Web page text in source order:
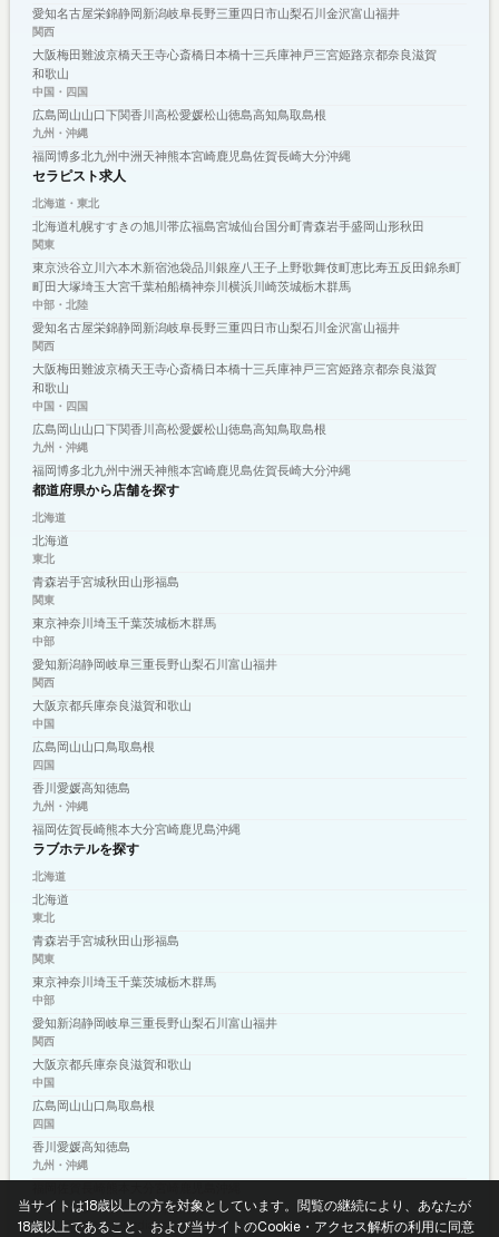
愛知名古屋栄錦静岡新潟岐阜長野三重四日市山梨石川金沢富山福井
関西
大阪梅田難波京橋天王寺心斎橋日本橋十三兵庫神戸三宮姫路京都奈良滋賀
和歌山
中国・四国
広島岡山山口下関香川高松愛媛松山徳島高知鳥取島根
九州・沖縄
福岡博多北九州中洲天神熊本宮崎鹿児島佐賀長崎大分沖縄
セラピスト求人
北海道・東北
北海道札幌すすきの旭川帯広福島宮城仙台国分町青森岩手盛岡山形秋田
関東
東京渋谷立川六本木新宿池袋品川銀座 八王子 上野歌舞伎町恵比寿五反田錦糸町
町田大塚埼玉大宮千葉柏船橋神奈川横浜川崎茨城栃木群馬
中部・北陸
愛知名古屋栄錦静岡新潟岐阜長野三重四日市山梨石川金沢富山福井
関西
大阪梅田難波京橋天王寺心斎橋日本橋十三兵庫神戸三宮姫路京都奈良滋賀
和歌山
中国・四国
広島岡山山口下関香川高松愛媛松山徳島高知鳥取島根
九州・沖縄
福岡博多北九州中洲天神熊本宮崎鹿児島佐賀長崎大分沖縄
都道府県から店舗を探す
北海道
北海道
東北
青森岩手宮城秋田山形福島
関東
東京神奈川埼玉千葉茨城栃木群馬
中部
愛知新潟静岡岐阜三重長野山梨石川富山福井
関西
大阪京都兵庫奈良滋賀和歌山
中国
広島岡山山口 鳥取島根
四国
香川愛媛高知徳島
九州・沖縄
福岡佐賀長崎熊本大分宮崎鹿児島沖縄
ラブホテルを探す
北海道
北海道
東北
青森岩手宮城秋田山形福島
関東
東京神奈川埼玉千葉茨城栃木群馬
中部
愛知新潟静岡岐阜三重長野山梨石川富山福井
関西
大阪京都兵庫奈良滋賀和歌山
中国
広島岡山山口 鳥取島根
四国
香川愛媛高知徳島
九州・沖縄
プライバシーポリシー利用規約
© 2026 shizuku-media.com
当サイトは18歳以上の方を対象としています。閲覧の継続により、あなたが
18歳以上であること、および当サイトのCookie・アクセス解析の利用に同意